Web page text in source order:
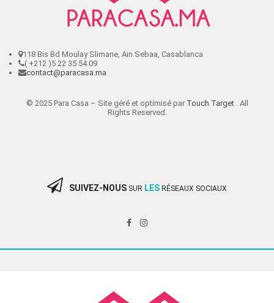
118 Bis Bd Moulay Slimane, Ain Sebaa, Casablanca
( +212 )5 22 35 54 09
contact@paracasa.ma
© 2025 Para Casa – Site géré et optimisé par Touch Target . All
Rights Reserved.
SUIVEZ-NOUS SUR LES RÉSEAUX SOCIAUX